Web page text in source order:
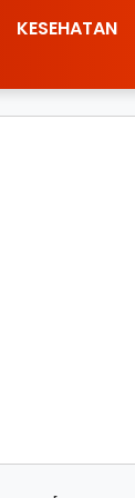
KESEHATAN